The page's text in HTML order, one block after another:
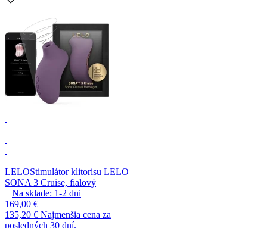
LELOStimulátor klitorisu LELO
SONA 3 Cruise, fialový
Na sklade: 1-2 dni
169,00 €
135,20 € Najmenšia cena za
posledných 30 dní.